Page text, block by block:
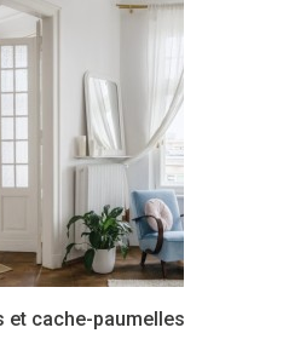
et cache-paumelles